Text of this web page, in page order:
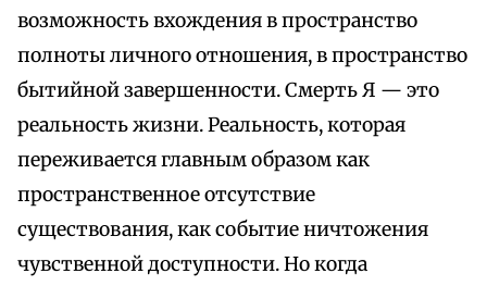
возможность вхождения в пространство
полноты личного отношения, в пространство
бытийной завершенности. Смерть Я — это
реальность жизни. Реальность, которая
переживается главным образом как
пространственное отсутствие
существования, как событие ничтожения
чувственной доступности. Но когда